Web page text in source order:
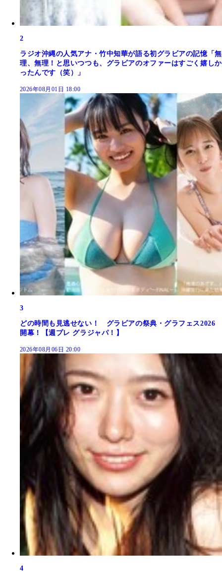
2
ラジオ沖縄の人気アナ・竹中知華が語る初グラビアの記憶「無
理、無理！と思いつつも、グラビアのオファーはすごく嬉しか
ったんです（笑）」
2026年08月01日 18:00
3
どの時間も見逃せない！ グラビアの祭典・グラフェス2026
開幕！【週プレ グラジャパ！】
2026年08月06日 20:00
4